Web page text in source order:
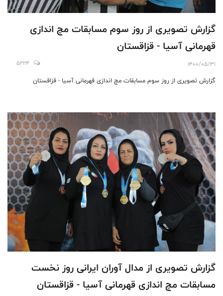
گزارش تصویری از روز سوم مسابقات مچ اندازی
قهرمانی آسیا - قزاقستان
1400/05/31
5224
گزارش تصویری از روز سوم مسابقات مچ اندازی قهرمانی آسیا - قزاقستان
گزارش تصویری از مدال آوران ایرانی روز نخست
مسابقات مچ اندازی قهرمانی آسیا - قزاقستان